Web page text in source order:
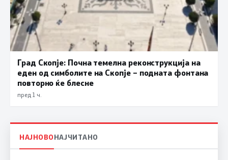
Град Скопје: Почна темелна реконструкција на
еден од симболите на Скопје – подната фонтана
повторно ќе блесне
пред 1 ч.
НАЈНОВОНАЈЧИТАНО